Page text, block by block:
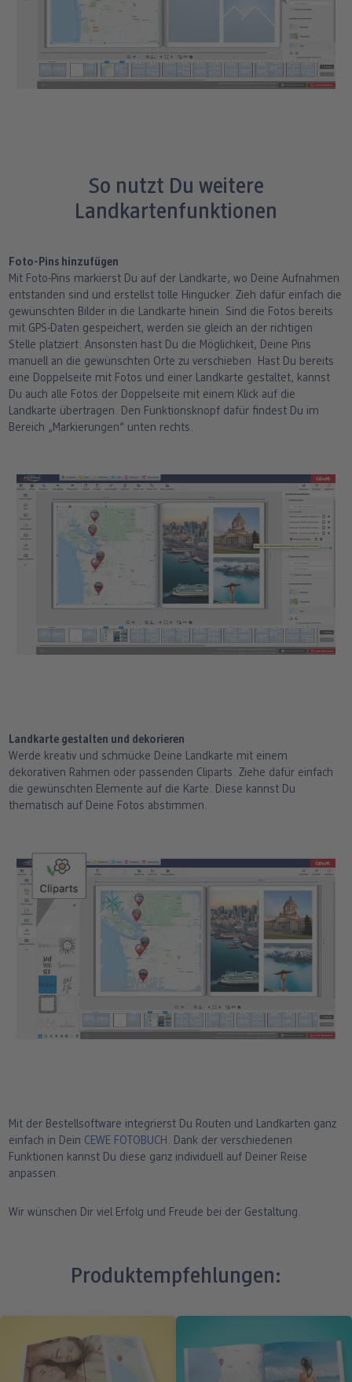
So nutzt Du weitere
Landkartenfunktionen
Foto-Pins hinzufügen
Mit Foto-Pins markierst Du auf der Landkarte, wo Deine Aufnahmen
entstanden sind und erstellst tolle Hingucker. Zieh dafür einfach die
gewünschten Bilder in die Landkarte hinein. Sind die Fotos bereits
mit GPS-Daten gespeichert, werden sie gleich an der richtigen
Stelle platziert. Ansonsten hast Du die Möglichkeit, Deine Pins
manuell an die gewünschten Orte zu verschieben. Hast Du bereits
eine Doppelseite mit Fotos und einer Landkarte gestaltet, kannst
Du auch alle Fotos der Doppelseite mit einem Klick auf die
Landkarte übertragen. Den Funktionsknopf dafür findest Du im
Bereich „Markierungen” unten rechts.
Landkarte gestalten und dekorieren
Werde kreativ und schmücke Deine Landkarte mit einem
dekorativen Rahmen oder passenden Cliparts. Ziehe dafür einfach
die gewünschten Elemente auf die Karte. Diese kannst Du
thematisch auf Deine Fotos abstimmen.
Mit der Bestellsoftware integrierst Du Routen und Landkarten ganz
einfach in Dein CEWE FOTOBUCH . Dank der verschiedenen
Funktionen kannst Du diese ganz individuell auf Deiner Reise
anpassen.
Wir wünschen Dir viel Erfolg und Freude bei der Gestaltung.
Produktempfehlungen: